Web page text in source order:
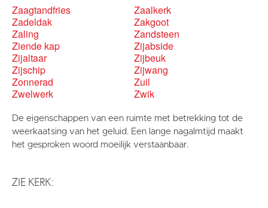
Zaagtandfries
Zaalkerk
Zadeldak
Zakgoot
Zaling
Zandsteen
Ziende kap
Zijabside
Zijaltaar
Zijbeuk
Zijschip
Zijwang
Zonnerad
Zuil
Zwelwerk
Zwik
De eigenschappen van een ruimte met betrekking tot de
weerkaatsing van het geluid. Een lange nagalmtijd maakt
het gesproken woord moeilijk verstaanbaar.
ZIE KERK: